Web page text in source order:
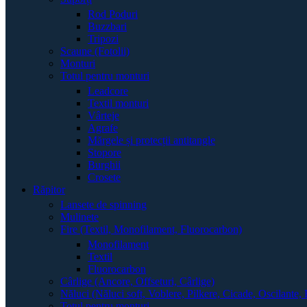
Rod Poduri
Buzzbari
Tripozi
Scaune (Fotolii)
Monturi
Totul pentru monturi
Leadcore
Textil monturi
Vârteje
Agrafe
Mărgele și protecții antitangle
Stopore
Burghii
Crosete
Răpitor
Lansete de spinning
Mulinete
Fire (Textil, Monofilament, Fluorocarbon)
Monofilament
Textil
Fluorocarbon
Cârlige (Ancore, Offseturi, Cârlige)
Năluci (Năluci soft, Voblere, Pilkere, Cicade, Oscilante,